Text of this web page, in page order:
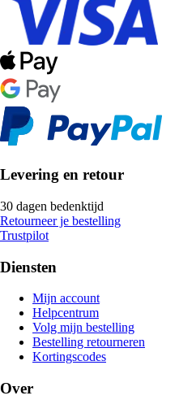
Levering en retour
30 dagen bedenktijd
Retourneer je bestelling
Trustpilot
Diensten
Mijn account
Helpcentrum
Volg mijn bestelling
Bestelling retourneren
Kortingscodes
Over